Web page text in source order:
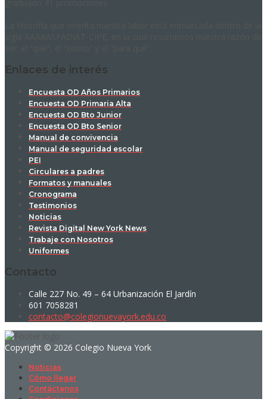
Enlaces de interés
Encuesta OD Años Primarios
Encuesta OD Primaria Alta
Encuesta OD Bto Junior
Encuesta OD Bto Senior
Manual de convivencia
Manual de seguridad escolar
PEI
Circulares a padres
Formatos y manuales
Cronograma
Testimonios
Noticias
Revista Digital New York News
Trabaje con Nosotros
Uniformes
Contacto
Calle 227 No. 49 – 64 Urbanización El Jardín
601 7058281
contacto@colegionuevayork.edu.co
Copyright © 2026 Colegio Nueva York
Noticias
Cómo llegar
Contáctenos